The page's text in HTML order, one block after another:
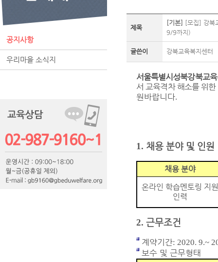
공지사항
우리마을 소식지
제목
[기본] [모집] 강북
9/9까지)
글쓴이 강북교육복지센터
서울특별시성북강북교
서 교육격차 해소를 위한
원바랍니다.
1. 채용 분야 및 인원
채용 분야
온라인 학습멘토링 지원
인력
2. 근무조건
계약기간: 2020. 9.~
보수 및 근무형태